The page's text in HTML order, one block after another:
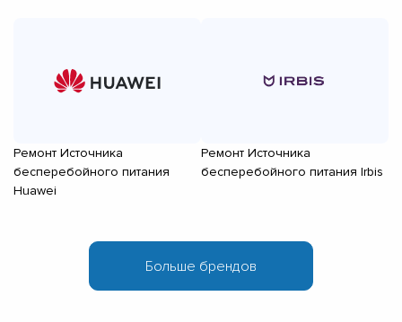
Ремонт Источника
бесперебойного питания
Huawei
Ремонт Источника
бесперебойного питания Irbis